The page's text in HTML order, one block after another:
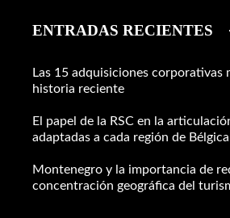
ENTRADAS RECIENTES
Las 15 adquisiciones corporativas
historia reciente
El papel de la RSC en la
adaptadas a cada región de Bélgica
Montenegro y la importancia de
concentración geográfica del